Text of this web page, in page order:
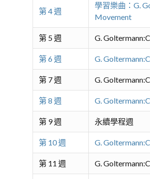
第 4 週
學習樂曲：G.
Movement
第 5 週 G.
第 6 週 G.
第 7 週 G.
第 8 週 G.
第 9 週 永續學程週
第 10 週 G.
第 11 週 G.